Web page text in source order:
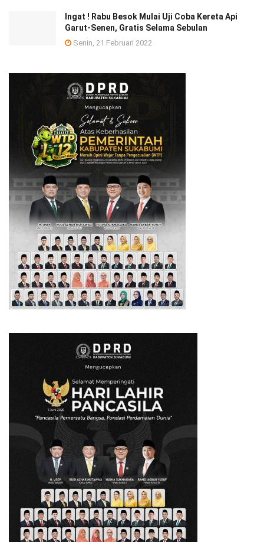
Ingat ! Rabu Besok Mulai Uji Coba Kereta Api
Garut-Senen, Gratis Selama Sebulan
Senin, 21 Februari 2022